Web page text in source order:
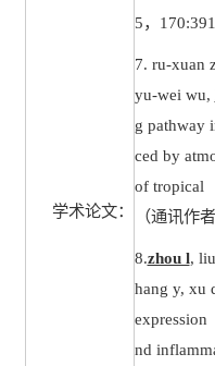
学术论文：
5，
7. ru-xuan
yu-wei wu,
g pathway
ced by
of tropical
（通讯作者
8.zhou l,
hang y, xu
nd